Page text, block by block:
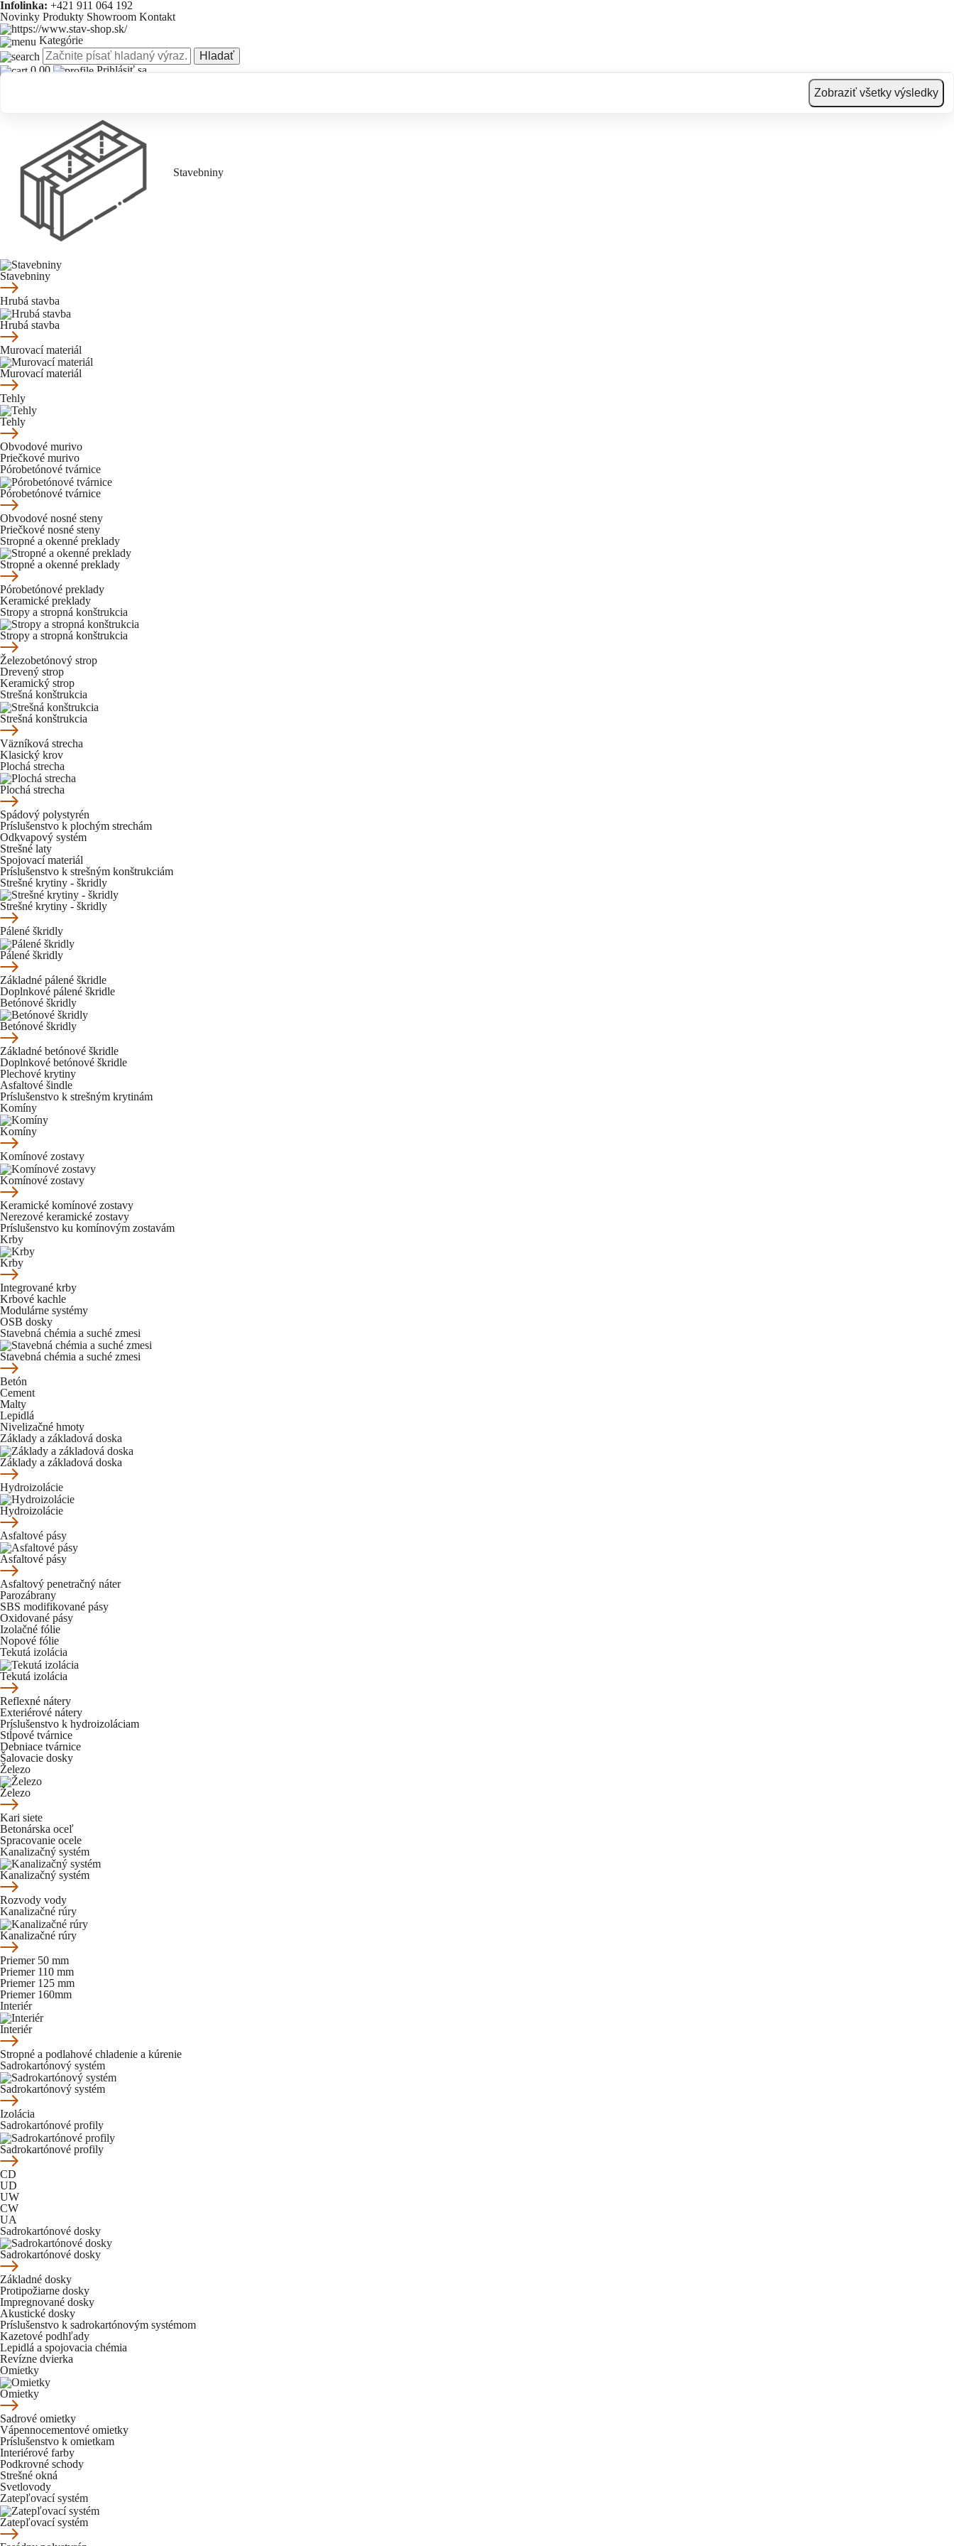
Infolinka: +421 911 064 192
Novinky Produkty Showroom Kontakt
Kategórie
Hladať
Zobraziť všetky výsledky
0.00
Prihlásiť sa
Stavebniny
Stavebniny
Hrubá stavba
Hrubá stavba
Murovací materiál
Murovací materiál
Tehly
Tehly
Obvodové murivo
Priečkové murivo
Pórobetónové tvárnice
Pórobetónové tvárnice
Obvodové nosné steny
Priečkové nosné steny
Stropné a okenné preklady
Stropné a okenné preklady
Pórobetónové preklady
Keramické preklady
Stropy a stropná konštrukcia
Stropy a stropná konštrukcia
Železobetónový strop
Drevený strop
Keramický strop
Strešná konštrukcia
Strešná konštrukcia
Väzníková strecha
Klasický krov
Plochá strecha
Plochá strecha
Spádový polystyrén
Príslušenstvo k plochým strechám
Odkvapový systém
Strešné laty
Spojovací materiál
Príslušenstvo k strešným konštrukciám
Strešné krytiny - škridly
Strešné krytiny - škridly
Pálené škridly
Pálené škridly
Základné pálené škridle
Doplnkové pálené škridle
Betónové škridly
Betónové škridly
Základné betónové škridle
Doplnkové betónové škridle
Plechové krytiny
Asfaltové šindle
Príslušenstvo k strešným krytinám
Komíny
Komíny
Komínové zostavy
Komínové zostavy
Keramické komínové zostavy
Nerezové keramické zostavy
Príslušenstvo ku komínovým zostavám
Krby
Krby
Integrované krby
Krbové kachle
Modulárne systémy
OSB dosky
Stavebná chémia a suché zmesi
Stavebná chémia a suché zmesi
Betón
Cement
Malty
Lepidlá
Nivelizačné hmoty
Základy a základová doska
Základy a základová doska
Hydroizolácie
Hydroizolácie
Asfaltové pásy
Asfaltové pásy
Asfaltový penetračný náter
Parozábrany
SBS modifikované pásy
Oxidované pásy
Izolačné fólie
Nopové fólie
Tekutá izolácia
Tekutá izolácia
Reflexné nátery
Exteriérové nátery
Príslušenstvo k hydroizoláciam
Stĺpové tvárnice
Debniace tvárnice
Šalovacie dosky
Železo
Železo
Kari siete
Betonárska oceľ
Spracovanie ocele
Kanalizačný systém
Kanalizačný systém
Rozvody vody
Kanalizačné rúry
Kanalizačné rúry
Priemer 50 mm
Priemer 110 mm
Priemer 125 mm
Priemer 160mm
Interiér
Interiér
Stropné a podlahové chladenie a kúrenie
Sadrokartónový systém
Sadrokartónový systém
Izolácia
Sadrokartónové profily
Sadrokartónové profily
CD
UD
UW
CW
UA
Sadrokartónové dosky
Sadrokartónové dosky
Základné dosky
Protipožiarne dosky
Impregnované dosky
Akustické dosky
Príslušenstvo k sadrokartónovým systémom
Kazetové podhľady
Lepidlá a spojovacia chémia
Revízne dvierka
Omietky
Omietky
Sadrové omietky
Vápennocementové omietky
Príslušenstvo k omietkam
Interiérové farby
Podkrovné schody
Strešné okná
Svetlovody
Zatepľovací systém
Zatepľovací systém